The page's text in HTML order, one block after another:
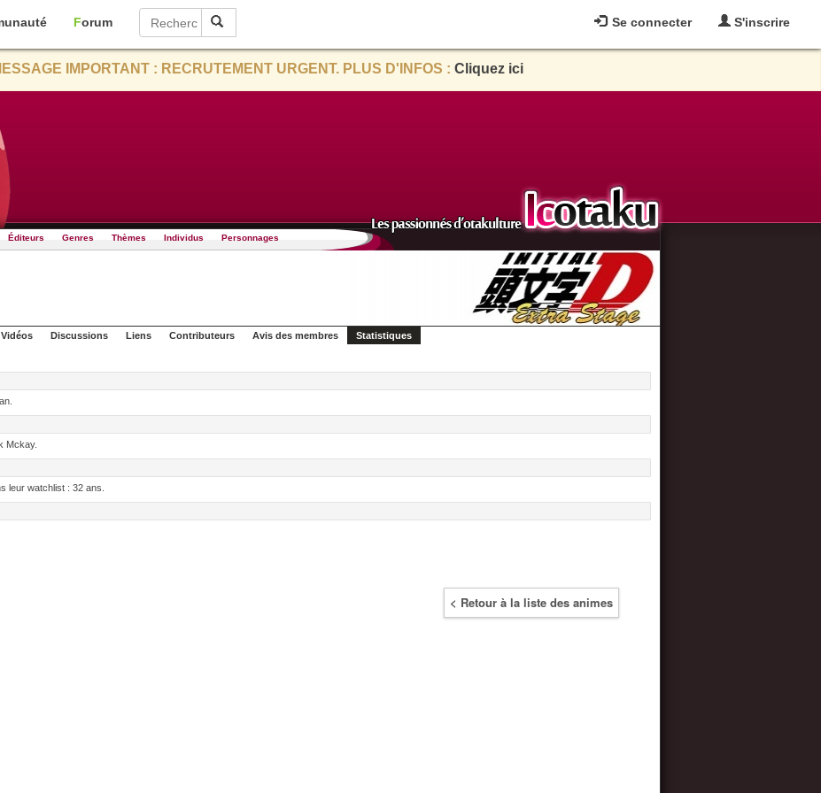
Se connecter S'inscrire
Forum
IMPORTANT : RECRUTEMENT URGENT. PLUS D'INFOS : Cliquez ici
Éditeurs Genres Thèmes Individus Personnages
Vidéos Discussions Liens Contributeurs Avis des membres Statistiques
Mckay.
leur watchlist : 32 ans.
< Retour à la liste des animes